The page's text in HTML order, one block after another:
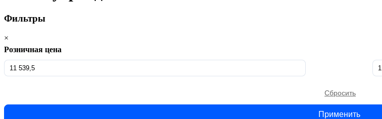
Фильтры
×
Розничная цена
Сбросить
Применить